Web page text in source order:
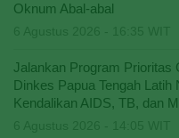
Oknum Abal-abal
Jalankan Program Prioritas
Dinkes Papua Tengah Latih
Kendalikan AIDS, TB, dan